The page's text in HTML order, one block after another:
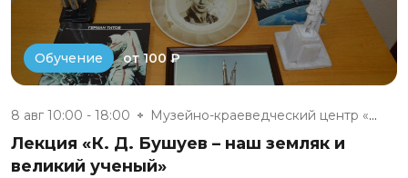
Обучение от 100 ₽
8 авг 10:00 - 18:00 Музейно-краеведческий центр «Д...
Лекция «К. Д. Бушуев – наш земляк и
великий ученый»